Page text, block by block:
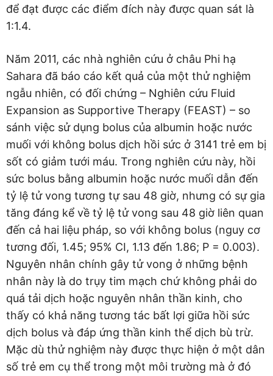
để đạt được các điểm đích này được quan sát là
1:1.4.
Năm 2011, các nhà nghiên cứu ở châu Phi hạ
Sahara đã báo cáo kết quả của một thử nghiệm
ngẫu nhiên, có đối chứng – Nghiên cứu Fluid
Expansion as Supportive Therapy (FEAST) – so
sánh việc sử dụng bolus của albumin hoặc nước
muối với không bolus dịch hồi sức ở 3141 trẻ em bị
sốt có giảm tưới máu. Trong nghiên cứu này, hồi
sức bolus bằng albumin hoặc nước muối dẫn đến
tỷ lệ tử vong tương tự sau 48 giờ, nhưng có sự gia
tăng đáng kể về tỷ lệ tử vong sau 48 giờ liên quan
đến cả hai liệu pháp, so với không bolus (nguy cơ
tương đối, 1.45; 95% CI, 1.13 đến 1.86; P = 0.003).
Nguyên nhân chính gây tử vong ở những bệnh
nhân này là do trụy tim mạch chứ không phải do
quá tải dịch hoặc nguyên nhân thần kinh, cho
thấy có khả năng tương tác bất lợi giữa hồi sức
dịch bolus và đáp ứng thần kinh thể dịch bù trừ.
Mặc dù thử nghiệm này được thực hiện ở một dân
số trẻ em cụ thể trong một môi trường mà ở đó